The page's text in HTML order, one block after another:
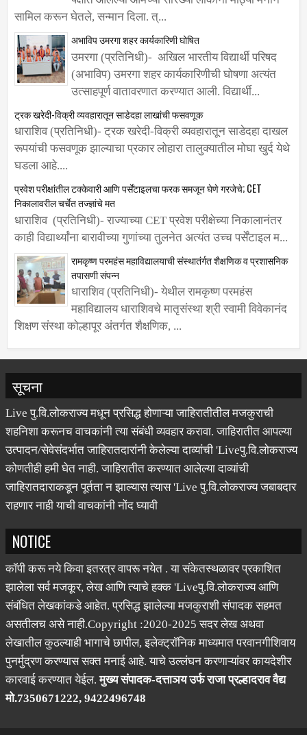
धाराशिव (प्रतिनिधी)- भाजप पक्षातील नेत्यांनी नव्याने
पक्षात आलेल्या आमच्या सारख्या लोकांना मोठ्या मनाने
सामिल करून घेतले, सन्मान दिला. त्...
अभाविप उमरगा शहर कार्यकारिणी घोषित
उमरगा (प्रतिनिधी)- अखिल भारतीय विद्यार्थी परिषद
(अभाविप) उमरगा शहर कार्यकारिणीची घोषणा अत्यंत
उत्साहपूर्ण वातावरणात करण्यात आली. विद्यार्थी...
ट्रक खरेदी-विक्री व्यवहारातून साडेदहा लाखांची फसवणूक
धाराशिव (प्रतिनिधी)- ट्रक खरेदी-विक्री व्यवहारातून साडेदहा दाखल
रूपयांची फसवणूक झाल्याचा प्रकार लोहारा तालुक्यातील मोघा खुर्द येथे
घडला आहे....
प्रवेश परीक्षांतील टक्केवारी आणि पर्सेंटाइलचा फरक समजून घेणे गरजेचे; CET
निकालावरील चर्चेत तज्ज्ञांचे मत
धाराशिव (प्रतिनिधी)- राज्याच्या CET प्रवेश परीक्षेच्या निकालानंतर
काही विद्यार्थ्यांना बारावीच्या गुणांच्या तुलनेत अत्यंत उच्च पर्सेंटाइल म...
रामकृष्ण परमहंस महाविद्यालयाची संस्थातंर्गत शैक्षणिक व प्रशासनिक
तपासणी संपन्न
धाराशिव (प्रतिनिधी)- येथील रामकृष्ण परमहंस
महाविद्यालय धाराशिवचे मातृसंस्था श्री स्वामी विवेकानंद
शिक्षण संस्था कोल्हापूर अंतर्गत शैक्षणिक, ...
सूचना
Live पु.वि.लोकराज्य मधून प्रसिद्ध होणाऱ्या जाहिरातीतील मजकुराची
शहनिशा करूनच वाचकांनी त्या संबंधी व्यवहार करावा. जाहिरातीत आपल्या
उत्पादन/सेवेसंदर्भात जाहिरातदारांनी केलेल्या दाव्यांची 'Liveपु.वि.लोकराज्य
कोणतीही हमी घेत नाही. जाहिरातीत करण्यात आलेल्या दाव्यांची
जाहिरातदाराकडून पूर्तता न झाल्यास त्यास 'Live पु.वि.लोकराज्य जबाबदार
राहणार नाही याची वाचकांनी नोंद घ्यावी
NOTICE
कॉपी करू नये किवा इतरत्र वापरू नयेत . या संकेतस्थळावर प्रकाशित
झालेला सर्व मजकूर, लेख आणि त्याचे हक्क 'Liveपु.वि.लोकराज्य आणि
संबंधित लेखकांकडे आहेत. प्रसिद्ध झालेल्या मजकुराशी संपादक सहमत
असतीलच असे नाही.Copyright :2020-2025 सदर लेख अथवा
लेखातील कुठल्याही भागाचे छापील, इलेक्ट्रॉनिक माध्यमात परवानगीशिवाय
पुनर्मुद्रण करण्यास सक्त मनाई आहे. याचे उल्लंघन करणाऱ्यांवर कायदेशीर
कारवाई करण्यात येईल.मुख्य संपादक-दत्ताञय उर्फ राजा प्रल्हादराव वैद्य